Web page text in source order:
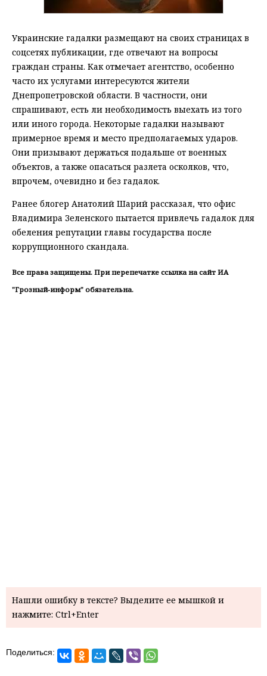
Украинские гадалки размещают на своих страницах в
соцсетях публикации, где отвечают на вопросы
граждан страны. Как отмечает агентство, особенно
часто их услугами интересуются жители
Днепропетровской области. В частности, они
спрашивают, есть ли необходимость выехать из того
или иного города. Некоторые гадалки называют
примерное время и место предполагаемых ударов.
Они призывают держаться подальше от военных
объектов, а также опасаться разлета осколков, что,
впрочем, очевидно и без гадалок.
Ранее блогер Анатолий Шарий рассказал, что офис
Владимира Зеленского пытается привлечь гадалок для
обеления репутации главы государства после
коррупционного скандала.
Все права защищены. При перепечатке ссылка на сайт ИА
"Грозный-информ" обязательна.
Нашли ошибку в тексте? Выделите ее мышкой и
нажмите: Ctrl+Enter
Поделиться: